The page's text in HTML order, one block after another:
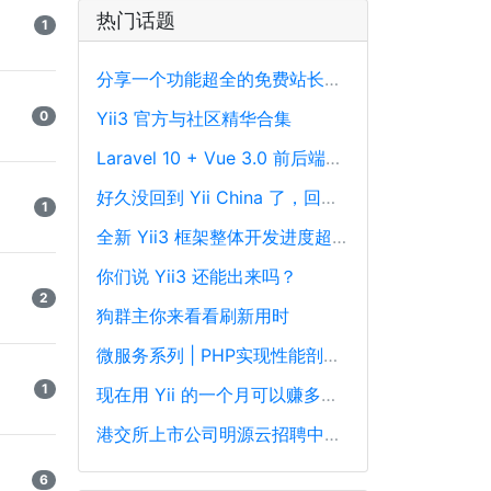
1
0
1
2
1
6
热门话题
分享一个功能超全的免费站长工具平台
Yii3 官方与社区精华合集
Laravel 10 + Vue 3.0 前后端分离框架通用后台源码
好久没回到 Yii China 了，回来冒个泡泡！
全新 Yii3 框架整体开发进度超过88%，发布在即！
你们说 Yii3 还能出来吗？
狗群主你来看看刷新用时
微服务系列 | PHP实现性能剖析、跟踪和可观察性最佳实践
现在用 Yii 的一个月可以赚多少钱？
港交所上市公司明源云招聘中高级PHP开发工程师